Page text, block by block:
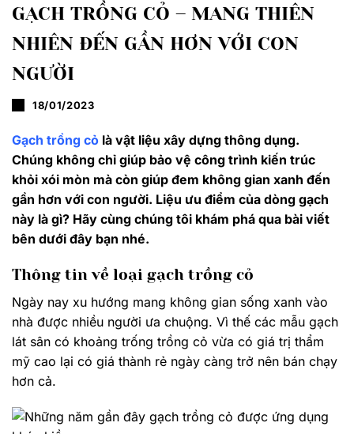
GẠCH TRỒNG CỎ – MANG THIÊN
NHIÊN ĐẾN GẦN HƠN VỚI CON
NGƯỜI
18/01/2023
Gạch trồng cỏ là vật liệu xây dựng thông dụng.
Chúng không chỉ giúp bảo vệ công trình kiến trúc
khỏi xói mòn mà còn giúp đem không gian xanh đến
gần hơn với con người. Liệu ưu điểm của dòng gạch
này là gì? Hãy cùng chúng tôi khám phá qua bài viết
bên dưới đây bạn nhé.
Thông tin về loại gạch trồng cỏ
Ngày nay xu hướng mang không gian sống xanh vào
nhà được nhiều người ưa chuộng. Vì thế các mẫu gạch
lát sân có khoảng trống trồng cỏ vừa có giá trị thẩm
mỹ cao lại có giá thành rẻ ngày càng trở nên bán chạy
hơn cả.